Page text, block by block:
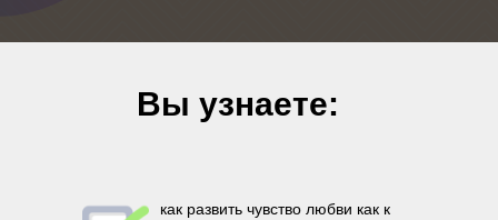
Вы узнаете:
как развить чувство любви как к